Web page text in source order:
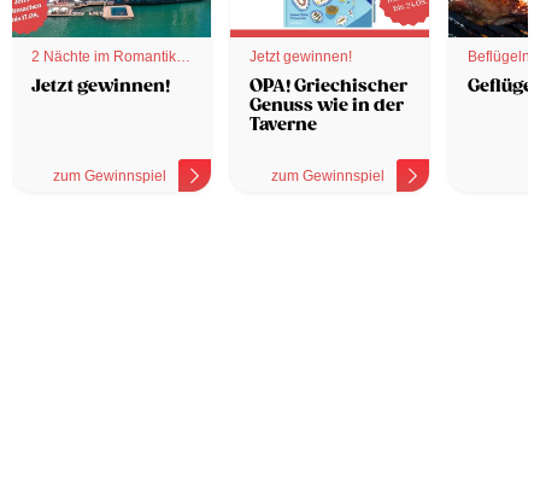
2 Nächte im Romantik
Hotel
Jetzt gewinnen!
zum Gewinnspiel
Jetzt gewinnen!
OPA! Griechischer
Genuss wie in der
Taverne
zum Gewinnspiel